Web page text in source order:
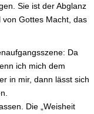
Sie ist der Abglanz
Gottes Macht, das
Da
ich mich dem
in mir, dann lässt sich
Die „Weisheit